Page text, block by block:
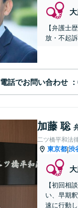
【弁護士
放・不起
電話でお問い合わせ
加藤 聡
二ツ橋平和法
東京都|渋
【初回相
い、早期
速に行動し